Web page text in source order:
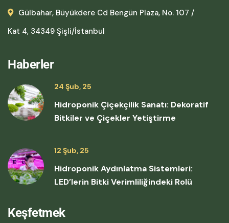
Gülbahar, Büyükdere Cd Bengün Plaza, No. 107 /
Kat 4, 34349 Şişli/İstanbul
Haberler
24 Şub, 25
Hidroponik Çiçekçilik Sanatı: Dekoratif
Bitkiler ve Çiçekler Yetiştirme
12 Şub, 25
Hidroponik Aydınlatma Sistemleri:
LED’lerin Bitki Verimliliğindeki Rolü
Keşfetmek